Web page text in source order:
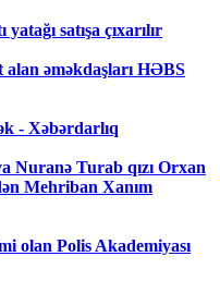
satışa çıxarılır
əməkdaşları HƏBS
- Xəbərdarlıq
Nuranə Turab qızı Orxan
Mehriban Xanım
olan Polis Akademiyası